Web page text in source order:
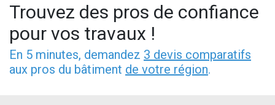
Trouvez des pros de confiance
pour vos travaux !
En 5 minutes, demandez 3 devis comparatifs
aux pros du bâtiment de votre région.